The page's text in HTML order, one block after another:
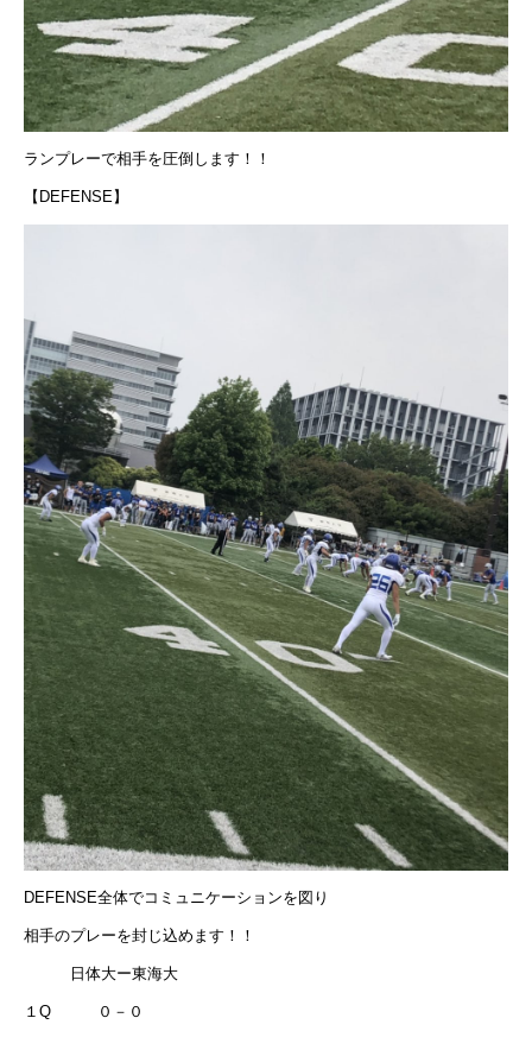
ランプレーで相手を圧倒します！！
【DEFENSE】
DEFENSE全体でコミュニケーションを図り
相手のプレーを封じ込めます！！
日体大ー東海大
１Q ０－０